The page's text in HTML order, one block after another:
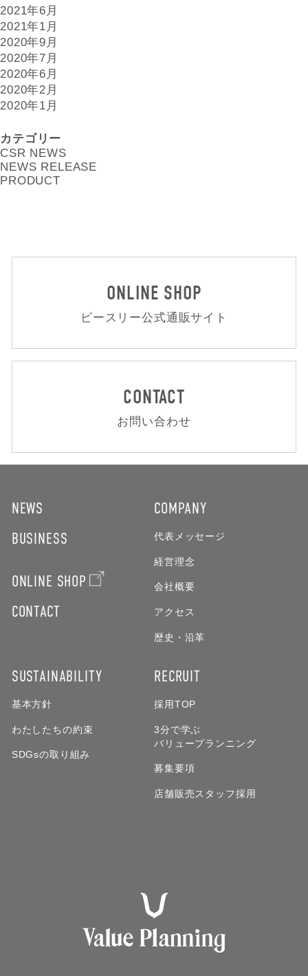
2021年6月
2021年1月
2020年9月
2020年7月
2020年6月
2020年2月
2020年1月
カテゴリー
CSR NEWS
NEWS RELEASE
PRODUCT
ONLINE SHOP
ビースリー公式通販サイト
CONTACT
お問い合わせ
NEWS
BUSINESS
ONLINE SHOP
CONTACT
COMPANY
代表メッセージ
経営理念
会社概要
アクセス
歴史・沿革
SUSTAINABILITY
基本方針
わたしたちの約束
SDGsの取り組み
RECRUIT
採用TOP
3分で学ぶ
バリュープランニング
募集要項
店舗販売スタッフ採用